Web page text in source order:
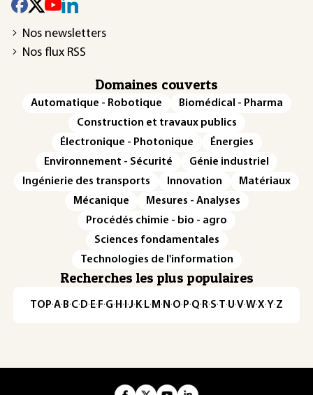
Nos newsletters
Nos flux RSS
Domaines couverts
Automatique - Robotique
Biomédical - Pharma
Construction et travaux publics
Électronique - Photonique
Énergies
Environnement - Sécurité
Génie industriel
Ingénierie des transports
Innovation
Matériaux
Mécanique
Mesures - Analyses
Procédés chimie - bio - agro
Sciences fondamentales
Technologies de l'information
Recherches les plus populaires
TOP·A·B·C· D· E· F·G· H · ·J· K· L· M · N ·O· P·Q· R·S·T·U·V·W·X·Y·Z